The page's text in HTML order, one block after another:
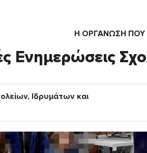
Η ΟΡΓΆΝΩΣΗ ΠΟΥ
Ενημερώσεις
Ιδρυμάτων και